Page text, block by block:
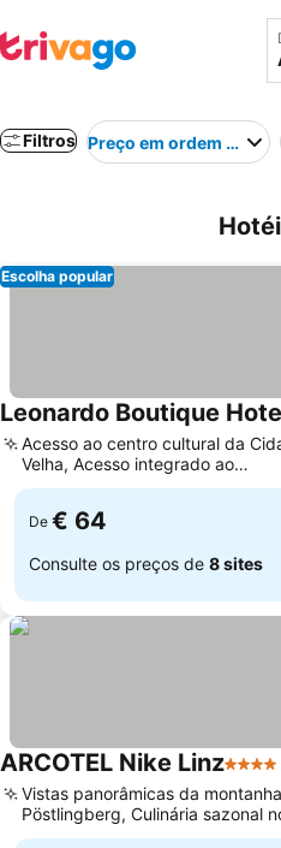
Filtros Preço em ordem
Escolha popular
Leonardo Boutique
Acesso ao centro cultural da
Velha, Acesso integrado ao
estacionamento público
De € 64
Consulte os preços de 8 sites
ARCOTEL Nike Linz4
Vistas panorâmicas da montanha
Pöstlingberg, Culinária sazonal
restaurante uferei